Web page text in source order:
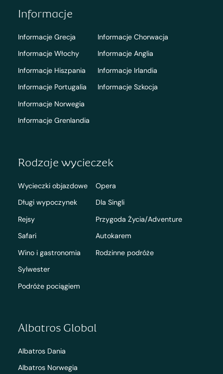
Informacje
Informacje Grecja
Informacje Włochy
Informacje Hiszpania
Informacje Portugalia
Informacje Norwegia
Informacje Grenlandia
Informacje Chorwacja
Informacje Anglia
Informacje Irlandia
Informacje Szkocja
Rodzaje wycieczek
Wycieczki objazdowe
Długi wypoczynek
Rejsy
Safari
Wino i gastronomia
Sylwester
Podróże pociągiem
Opera
Dla Singli
Przygoda Życia/Adventure
Autokarem
Rodzinne podróże
Albatros Global
Albatros Dania
Albatros Norwegia